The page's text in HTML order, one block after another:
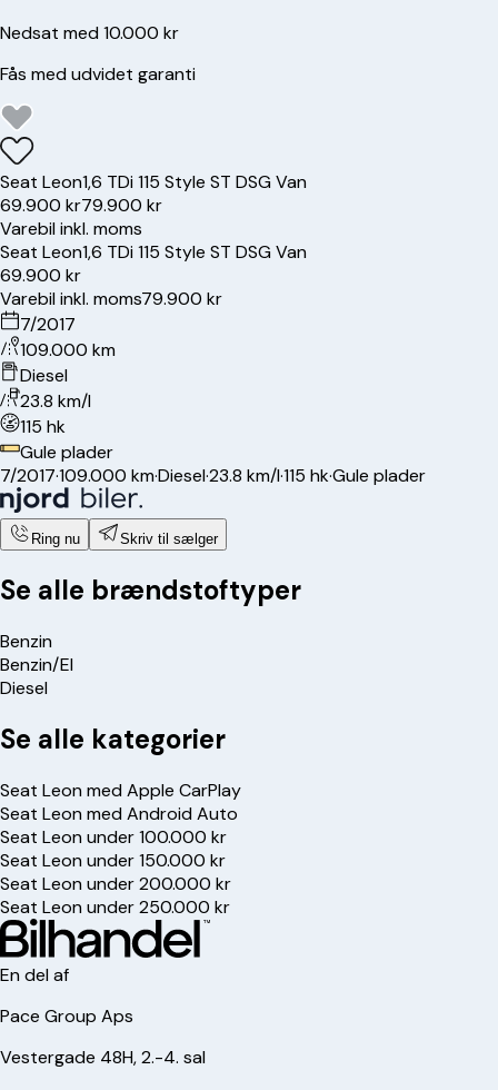
Nedsat med 10.000 kr
Fås med udvidet garanti
Seat Leon1,6 TDi 115 Style ST DSG Van
69.900 kr79.900 kr
Varebil inkl. moms
Seat Leon1,6 TDi 115 Style ST DSG Van
69.900 kr
Varebil inkl. moms79.900 kr
7/2017
109.000 km
Diesel
23.8 km/l
115 hk
Gule plader
7/2017·109.000 km·Diesel·23.8 km/l·115 hk·Gule plader
Ring nu Skriv til sælger
Se alle brændstoftyper
Benzin
Benzin/El
Diesel
Se alle kategorier
Seat Leon med Apple CarPlay
Seat Leon med Android Auto
Seat Leon under 100.000 kr
Seat Leon under 150.000 kr
Seat Leon under 200.000 kr
Seat Leon under 250.000 kr
En del af
Pace Group Aps
Vestergade 48H, 2.-4. sal